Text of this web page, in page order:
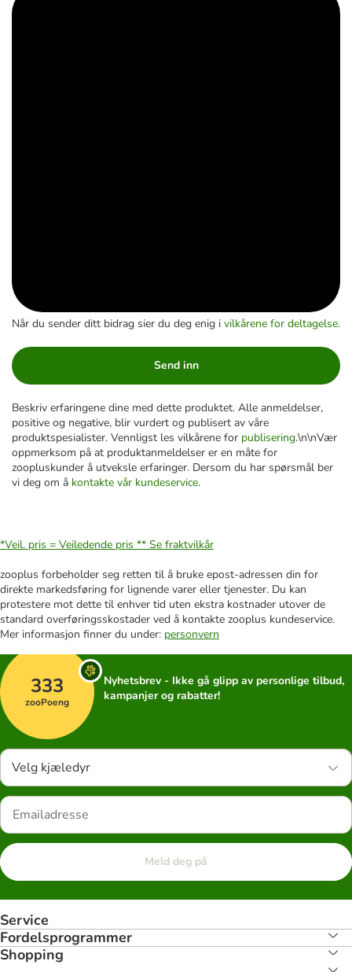
Når du sender ditt bidrag sier du deg enig i vilkårene for deltagelse.
Send inn
Beskriv erfaringene dine med dette produktet. Alle anmeldelser,
positive og negative, blir vurdert og publisert av våre
produktspesialister. Vennligst les vilkårene for publisering.\n\nVær
oppmerksom på at produktanmeldelser er en måte for
zoopluskunder å utveksle erfaringer. Dersom du har spørsmål ber
vi deg om å kontakte vår kundeservice.
*Veil. pris = Veiledende pris ** Se fraktvilkår
zooplus forbeholder seg retten til å bruke epost-adressen din for
direkte markedsføring for lignende varer eller tjenester. Du kan
protestere mot dette til enhver tid uten ekstra kostnader utover de
standard overføringsskostader ved å kontakte zooplus kundeservice.
Mer informasjon finner du under: personvern
333
zooPoeng
Nyhetsbrev - Ikke gå glipp av personlige tilbud,
kampanjer og rabatter!
Velg kjæledyr
Meld deg på
Service
Fordelsprogrammer
Shopping